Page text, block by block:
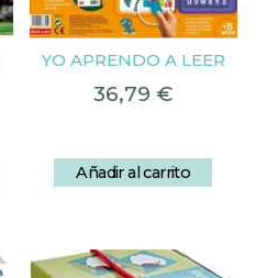
YO APRENDO A LEER
36,79 €
Añadir al carrito